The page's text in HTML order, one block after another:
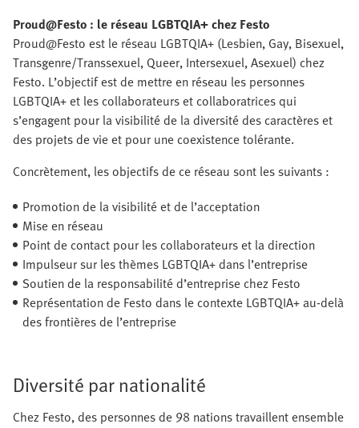
Proud@Festo : le réseau LGBTQIA+ chez Festo
Proud@Festo est le réseau LGBTQIA+ (Lesbien, Gay, Bisexuel,
Transgenre/Transsexuel, Queer, Intersexuel, Asexuel) chez
Festo. L’objectif est de mettre en réseau les personnes
LGBTQIA+ et les collaborateurs et collaboratrices qui
s’engagent pour la visibilité de la diversité des caractères et
des projets de vie et pour une coexistence tolérante.
Concrètement, les objectifs de ce réseau sont les suivants :
Promotion de la visibilité et de l’acceptation
Mise en réseau
Point de contact pour les collaborateurs et la direction
Impulseur sur les thèmes LGBTQIA+ dans l’entreprise
Soutien de la responsabilité d’entreprise chez Festo
Représentation de Festo dans le contexte LGBTQIA+ au-delà
des frontières de l’entreprise
Diversité par nationalité
Chez Festo, des personnes de 98 nations travaillent ensemble